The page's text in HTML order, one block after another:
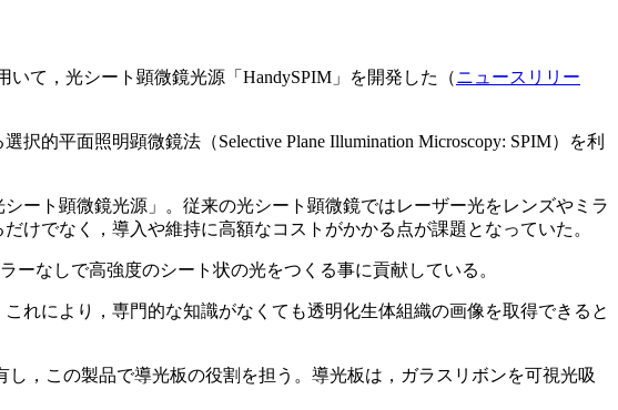
て，光シート顕微鏡光源「HandySPIM」を開発した（ニュースリリー
的平面照明顕微鏡法（Selective Plane Illumination Microscopy: SPIM）を利
ート顕微鏡光源」。従来の光シート顕微鏡ではレーザー光をレンズやミラ
けでなく，導入や維持に高額なコストがかかる点が課題となっていた。
なしで高強度のシート状の光をつくる事に貢献している。
れにより，専門的な知識がなくても透明化生体組織の画像を取得できると
，この製品で導光板の役割を担う。導光板は，ガラスリボンを可視光吸